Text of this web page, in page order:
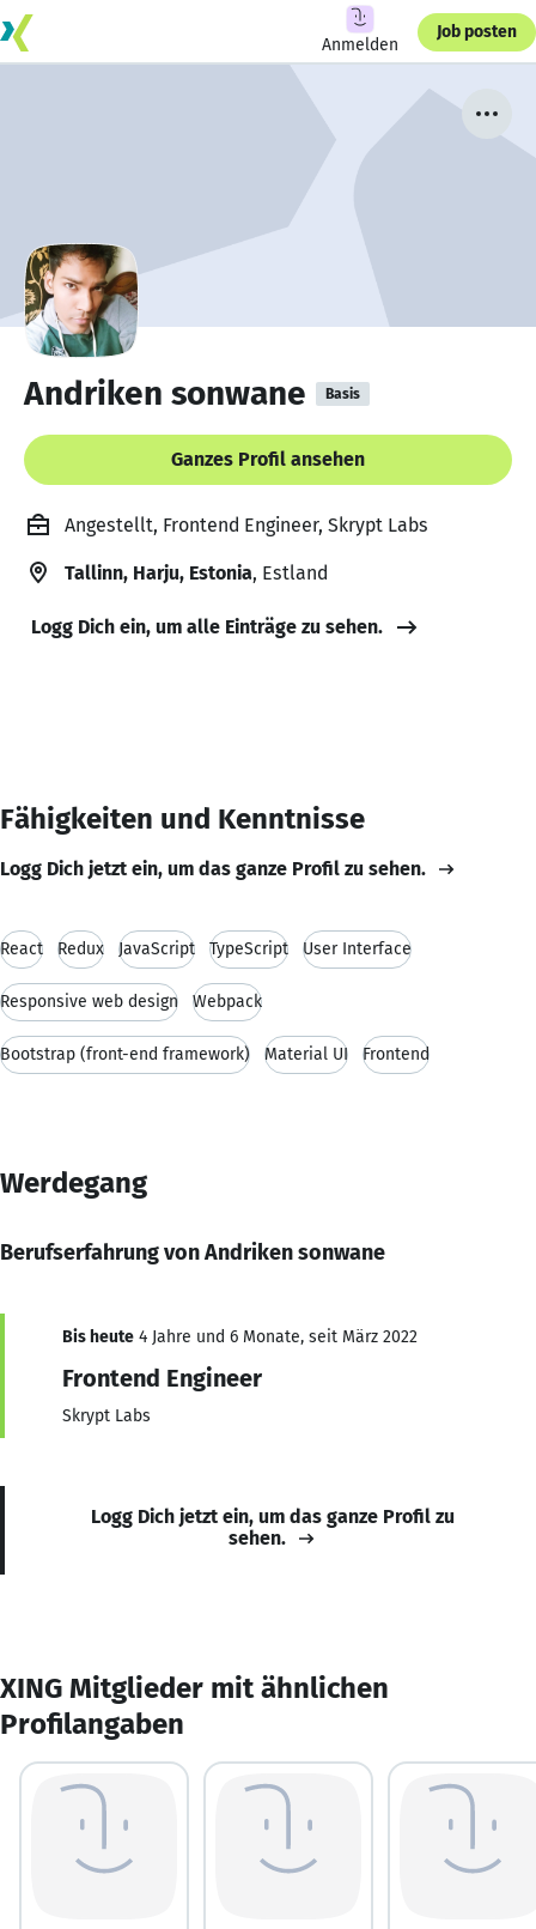
Anmelden
Job posten
Andriken sonwane Basis
Ganzes Profil ansehen
Angestellt, Frontend Engineer, Skrypt Labs
Tallinn, Harju, Estonia, Estland
Logg Dich ein, um alle Einträge zu sehen.
Fähigkeiten und Kenntnisse
Logg Dich jetzt ein, um das ganze Profil zu sehen.
React Redux JavaScript TypeScript User Interface
Responsive web design Webpack
Bootstrap (front-end framework) Material UI Frontend
Werdegang
Berufserfahrung von Andriken sonwane
Bis heute 4 Jahre und 6 Monate, seit März 2022
Frontend Engineer
Skrypt Labs
Logg Dich jetzt ein, um das ganze Profil zu
sehen.
XING Mitglieder mit ähnlichen
Profilangaben